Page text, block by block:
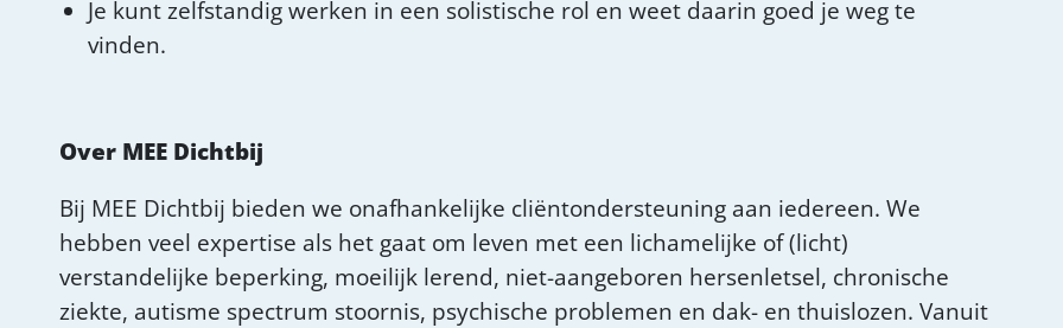
Je kunt zelfstandig werken in een solistische rol en weet daarin goed je weg te
vinden.
Over MEE Dichtbij
Bij MEE Dichtbij bieden we onafhankelijke cliëntondersteuning aan iedereen. We
hebben veel expertise als het gaat om leven met een lichamelijke of (licht)
verstandelijke beperking, moeilijk lerend, niet-aangeboren hersenletsel, chronische
ziekte, autisme spectrum stoornis, psychische problemen en dak- en thuislozen. Vanuit